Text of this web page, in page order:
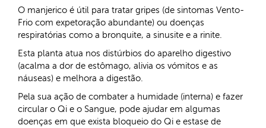
O manjerico é útil para tratar gripes (de sintomas Vento-
Frio com expetoração abundante) ou doenças
respiratórias como a bronquite, a sinusite e a rinite.
Esta planta atua nos distúrbios do aparelho digestivo
(acalma a dor de estômago, alivia os vómitos e as
náuseas) e melhora a digestão.
Pela sua ação de combater a humidade (interna) e fazer
circular o Qi e o Sangue, pode ajudar em algumas
doenças em que exista bloqueio do Qi e estase de